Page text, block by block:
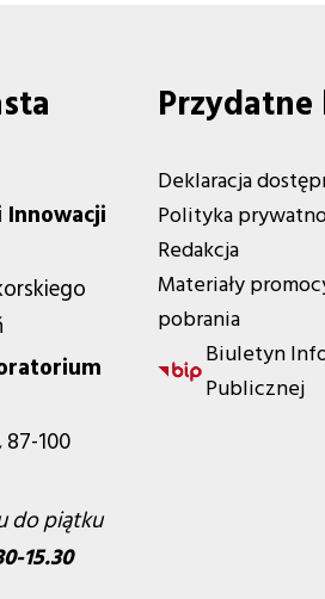
100
do piątku
15.30
Deklaracja
Polityka
Redakcja
Materiały
pobrania
Biuletyn
Publicznej